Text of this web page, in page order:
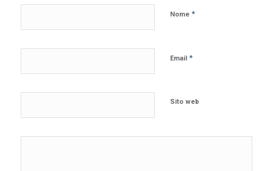
Nome *
Email *
Sito web